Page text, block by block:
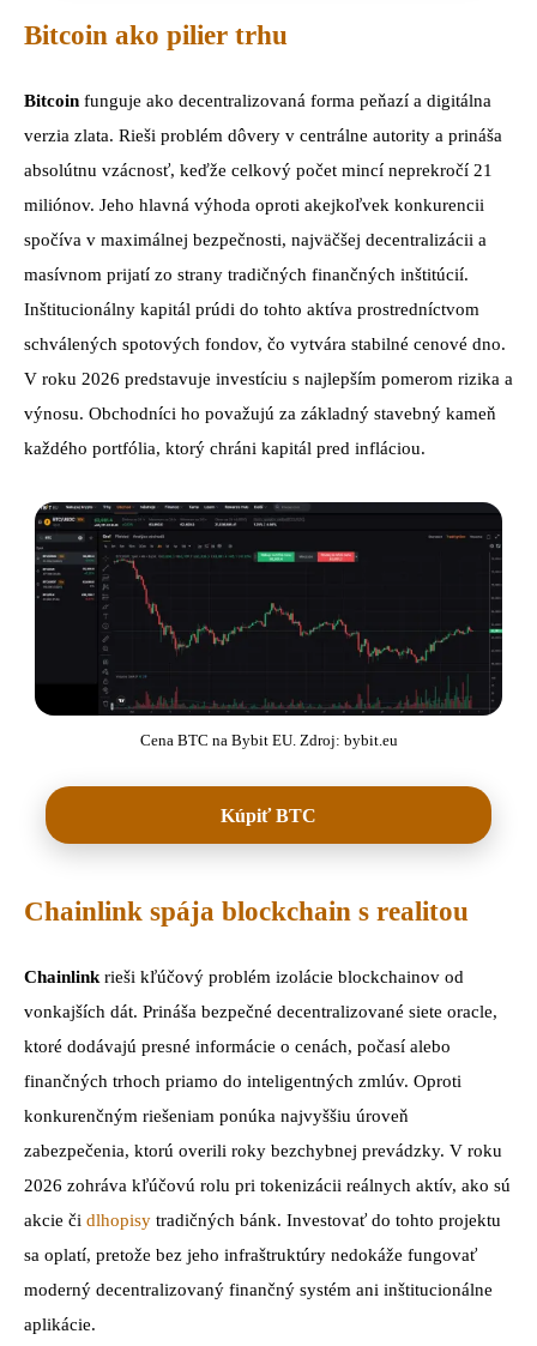
Bitcoin ako pilier trhu
Bitcoin funguje ako decentralizovaná forma peňazí a digitálna
verzia zlata. Rieši problém dôvery v centrálne autority a prináša
absolútnu vzácnosť, keďže celkový počet mincí neprekročí 21
miliónov. Jeho hlavná výhoda oproti akejkoľvek konkurencii
spočíva v maximálnej bezpečnosti, najväčšej decentralizácii a
masívnom prijatí zo strany tradičných finančných inštitúcií.
Inštitucionálny kapitál prúdi do tohto aktíva prostredníctvom
schválených spotových fondov, čo vytvára stabilné cenové dno.
V roku 2026 predstavuje investíciu s najlepším pomerom rizika a
výnosu. Obchodníci ho považujú za základný stavebný kameň
každého portfólia, ktorý chráni kapitál pred infláciou.
Cena BTC na Bybit EU. Zdroj: bybit.eu
Kúpiť BTC
Chainlink spája blockchain s realitou
Chainlink rieši kľúčový problém izolácie blockchainov od
vonkajších dát. Prináša bezpečné decentralizované siete oracle,
ktoré dodávajú presné informácie o cenách, počasí alebo
finančných trhoch priamo do inteligentných zmlúv. Oproti
konkurenčným riešeniam ponúka najvyššiu úroveň
zabezpečenia, ktorú overili roky bezchybnej prevádzky. V roku
2026 zohráva kľúčovú rolu pri tokenizácii reálnych aktív, ako sú
akcie či dlhopisy tradičných bánk. Investovať do tohto projektu
sa oplatí, pretože bez jeho infraštruktúry nedokáže fungovať
moderný decentralizovaný finančný systém ani inštitucionálne
aplikácie.